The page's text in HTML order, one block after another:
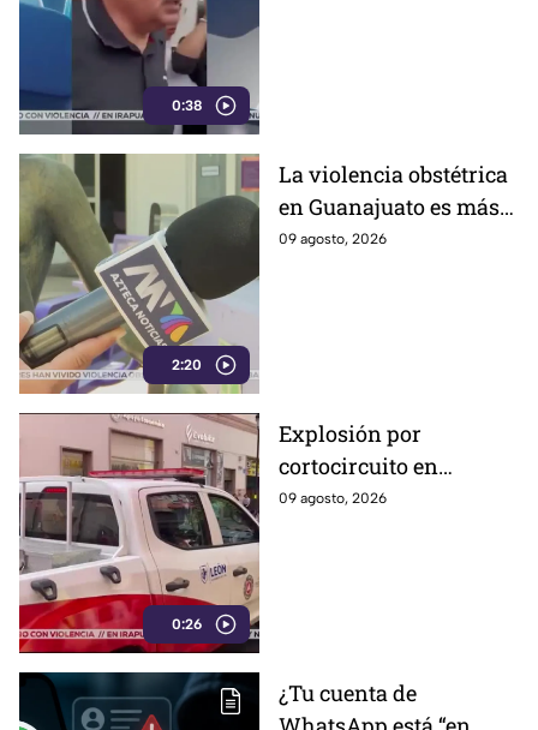
0:38
2:20
La violencia obstétrica
en Guanajuato es más
común de lo que cree y
09 agosto, 2026
0:26
Explosión por
cortocircuito en
registro subterráneo
09 agosto, 2026
¿Tu cuenta de